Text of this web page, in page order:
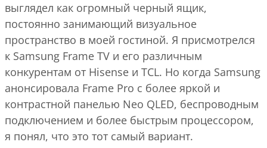
выглядел как огромный черный ящик,
постоянно занимающий визуальное
пространство в моей гостиной. Я присмотрелся
к Samsung Frame TV и его различным
конкурентам от Hisense и TCL. Но когда Samsung
анонсировала Frame Pro с более яркой и
контрастной панелью Neo QLED, беспроводным
подключением и более быстрым процессором,
я понял, что это тот самый вариант.